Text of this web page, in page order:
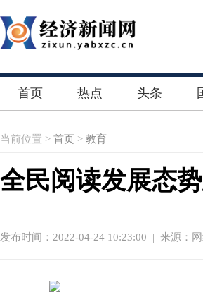
首页 热点 头条
当前位置 > 首页 > 教育
全民阅读发展态
发布时间：2022-04-24 10:23:00 | 来源：